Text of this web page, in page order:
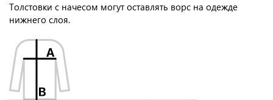
Толстовки с начесом могут оставлять ворс на одежде
нижнего слоя.